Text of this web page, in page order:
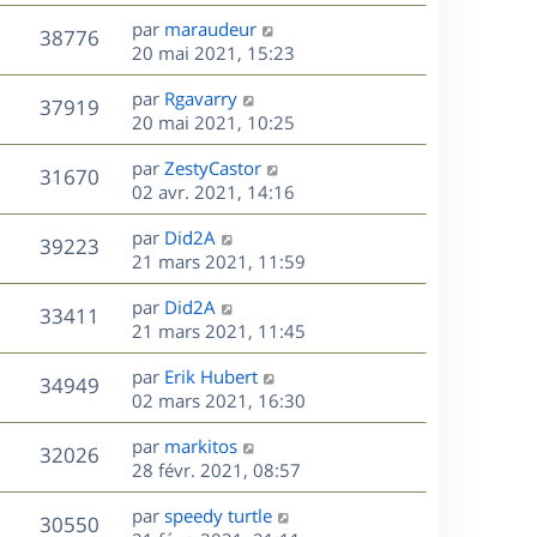
a
g
e
e
s
s
a
g
e
e
r
m
e
s
s
a
g
e
u
e
s
r
n
i
e
r
m
e
s
s
a
g
e
38776V
u
s
D
e
r
n
i
e
r
m
e
s
s
a
g
e
par maraudeur
20 mai 2021, 15:23
37919V
u
s
D
e
r
n
i
e
r
m
e
s
s
a
g
e
par Rgavarry
20 mai 2021, 10:25
31670V
u
e
D
e
r
n
i
e
r
m
e
s
s
a
g
e
par ZestyCastor
02 avr. 2021, 14:16
39223V
u
s
D
e
r
n
i
e
r
m
e
s
s
a
g
par Did2A
21 mars 2021, 11:59
33411
u
D
e
r
n
i
e
r
m
e
s
par Did2A
21 mars 2021, 11:45
34949V
u
e
s
D
e
r
n
i
e
r
par Erik Hubert
02 mars 2021, 16:30
32026V
u
D
e
r
n
par markitos
28 févr. 2021, 08:57
30550V
D
par speedy turtle